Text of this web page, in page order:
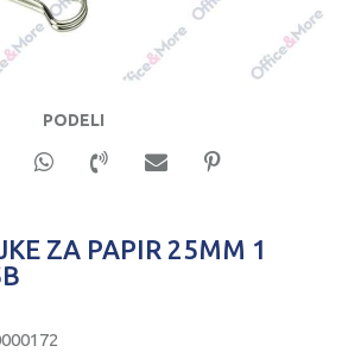
PODELI
ZA PAPIR 25MM 1